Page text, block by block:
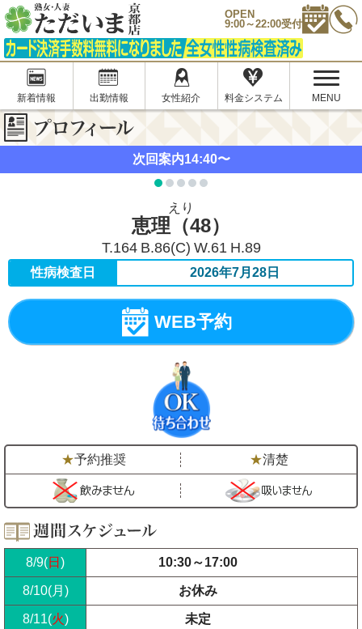
OPEN
9:00～22:00受付
新着情報 出勤情報 女性紹介 料金システム MENU
次回案内14:40〜
えり
恵理 （48）
T 164 B 86(C) W 61 H 89
性病検査日 2026年7月28日
WEB予約
予約推奨 清楚
8/9(日 ) 10:30～17:00
8/10(月 ) お休み
8/11(火) 未定